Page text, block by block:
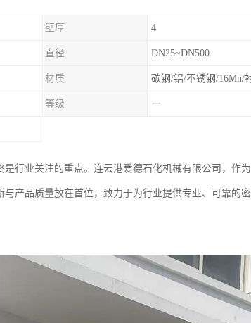
壁厚 4
直径 DN25~DN500
材质 碳钢/铝/不锈钢/16Mn/
等级 一
行业关注的重点。连云港爱德石化机械有限公司，作
产品质量放在首位，致力于为行业提供专业、可靠的